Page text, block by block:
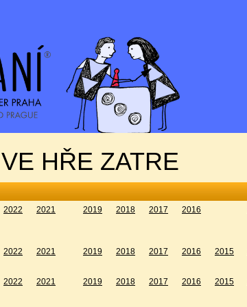
HŘE ZATRE
2022 2021 2019 2018 2017 2016
2022 2021 2019 2018 2017 2016 2015
2022 2021 2019 2018 2017 2016 2015